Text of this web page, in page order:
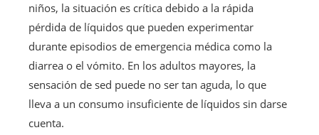
niños, la situación es crítica debido a la rápida
pérdida de líquidos que pueden experimentar
durante episodios de emergencia médica como la
diarrea o el vómito. En los adultos mayores, la
sensación de sed puede no ser tan aguda, lo que
lleva a un consumo insuficiente de líquidos sin darse
cuenta.